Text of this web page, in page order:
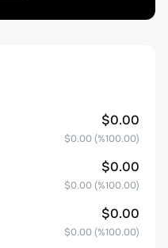
$0.00
$0.00 (%100.00)
$0.00
$0.00 (%100.00)
$0.00
$0.00 (%100.00)